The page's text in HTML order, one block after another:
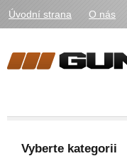
Úvodní strana O nás
Vyberte kategorii